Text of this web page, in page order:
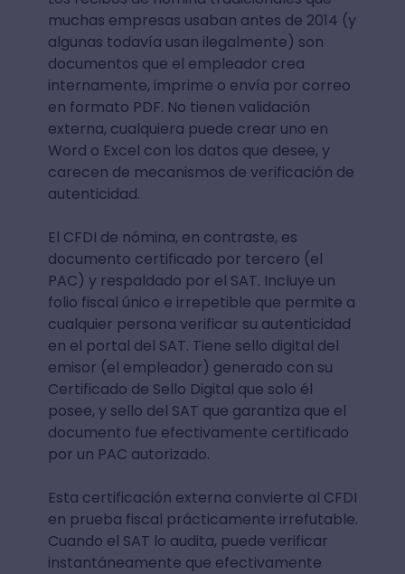
muchas empresas usaban antes de 2014 (y
algunas todavía usan ilegalmente) son
documentos que el empleador crea
internamente, imprime o envía por correo
en formato PDF. No tienen validación
externa, cualquiera puede crear uno en
Word o Excel con los datos que desee, y
carecen de mecanismos de verificación de
autenticidad.
El CFDI de nómina, en contraste, es
documento certificado por tercero (el
PAC) y respaldado por el SAT. Incluye un
folio fiscal único e irrepetible que permite a
cualquier persona verificar su autenticidad
en el portal del SAT. Tiene sello digital del
emisor (el empleador) generado con su
Certificado de Sello Digital que solo él
posee, y sello del SAT que garantiza que el
documento fue efectivamente certificado
por un PAC autorizado.
Esta certificación externa convierte al CFDI
en prueba fiscal prácticamente irrefutable.
Cuando el SAT lo audita, puede verificar
instantáneamente que efectivamente